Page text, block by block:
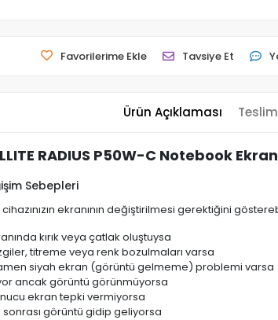
Favorilerime Ekle Tavsiye Et
Ürün Açıklaması
RADIUS P50W-C Notebook
Sebepleri
ekranının değiştirilmesi gerektiğini
kırık veya çatlak oluştuysa
titreme veya renk bozulmaları varsa
siyah ekran (görüntü gelmeme) problemi varsa
ancak görüntü görünmüyorsa
ekran tepki vermiyorsa
görüntü gidip geliyorsa